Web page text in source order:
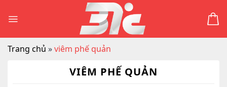
Trang chủ »viêm phế quản
VIÊM PHẾ QUẢN